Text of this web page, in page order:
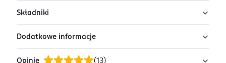
Zmiękczające perełki do kąpieli stóp
Podologic Advanced Care The Feet Coach
profesjonalne perełki do kąpieli stóp przeznaczone do
Składniki
Ingredients: : UREA, SODIUM BICARBONATE, PARFUM,
NIACINAMIDE, PANTHENOL, ROSMARINUS OFFICINALIS
Dodatkowe informacje
Opinie (13)